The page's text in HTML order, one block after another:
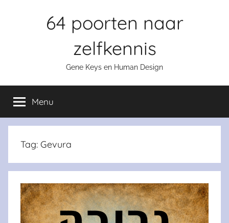
64 poorten naar
zelfkennis
Gene Keys en Human Design
Menu
Tag: Gevura